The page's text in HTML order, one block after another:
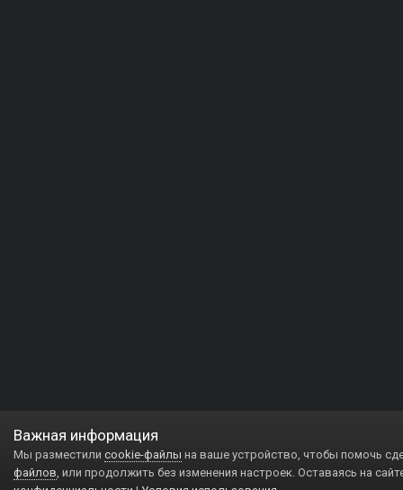
Важная информация
Мы разместили cookie-файлы на ваше устройство, чтобы помочь
файлов, или продолжить без изменения настроек. Оставаясь на